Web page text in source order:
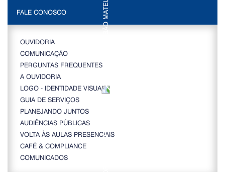
FALE CONOSCO
OUVIDORIA
COMUNICAÇÃO
PERGUNTAS FREQUENTES
A OUVIDORIA
LOGO - IDENTIDADE VISUAL
GUIA DE SERVIÇOS
PLANEJANDO JUNTOS
AUDIÊNCIAS PÚBLICAS
VOLTA ÀS AULAS PRESENCIAIS
CAFÉ & COMPLIANCE
COMUNICADOS